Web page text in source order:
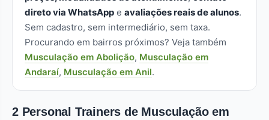
direto via WhatsApp e avaliações reais de alunos.
Sem cadastro, sem intermediário, sem taxa.
Procurando em bairros próximos? Veja também
Musculação em Abolição, Musculação em
Andaraí, Musculação em Anil.
2 Personal Trainers de Musculação em